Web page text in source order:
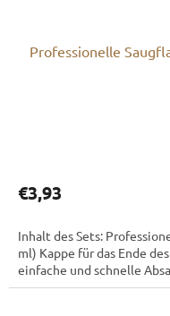
Professionelle
€3,93
Inhalt des Sets:
ml) Kappe für das Ende
einfache und schnelle